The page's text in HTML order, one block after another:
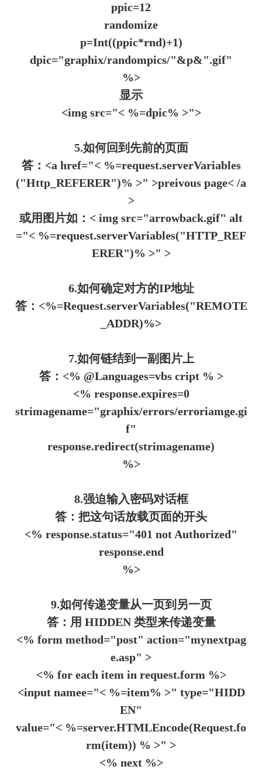
ppic=12
randomize
p=Int((ppic*rnd)+1)
dpic="graphix/randompics/"&p&".gif"
%>
显示
<img src="< %=dpic% >">
5.如何回到先前的页面
答：<a href="< %=request.serverVariables
("Http_REFERER")% >" >preivous page< /a
>
或用图片如：< img src="arrowback.gif" alt
="< %=request.serverVariables("HTTP_REF
ERER")% >" >
6.如何确定对方的IP地址
答：<%=Request.serverVariables("REMOTE
_ADDR)%>
7.如何链结到一副图片上
答：<% @Languages=vbs cript % >
<% response.expires=0
strimagename="graphix/errors/erroriamge.gi
f"
response.redirect(strimagename)
%>
8.强迫输入密码对话框
答：把这句话放载页面的开头
<% response.status="401 not Authorized"
response.end
%>
9.如何传递变量从一页到另一页
答：用 HIDDEN 类型来传递变量
<% form method="post" action="mynextpag
e.asp" >
<% for each item in request.form %>
<input namee="< %=item% >" type="HIDD
EN"
value="< %=server.HTMLEncode(Request.fo
rm(item)) % >" >
<% next %>